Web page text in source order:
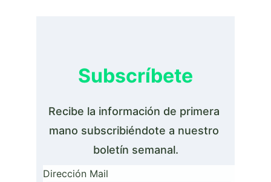
Subscríbete
Recibe la información de primera
mano subscribiéndote a nuestro
boletín semanal.
Dirección Mail